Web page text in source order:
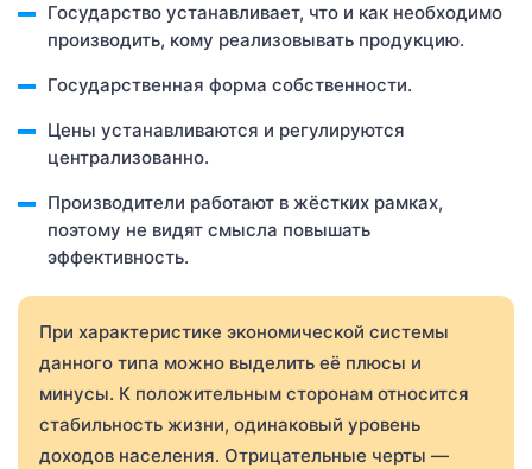
Государство устанавливает, что и как необходимо
производить, кому реализовывать продукцию.
Государственная форма собственности.
Цены устанавливаются и регулируются
централизованно.
Производители работают в жёстких рамках,
поэтому не видят смысла повышать
эффективность.
При характеристике экономической системы
данного типа можно выделить её плюсы и
минусы. К положительным сторонам относится
стабильность жизни, одинаковый уровень
доходов населения. Отрицательные черты —